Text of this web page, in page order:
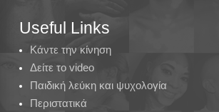
Useful Links
Κάντε την κίνηση
Δείτε το video
Παιδική λεύκη και ψυχολογία
Περιστατικά